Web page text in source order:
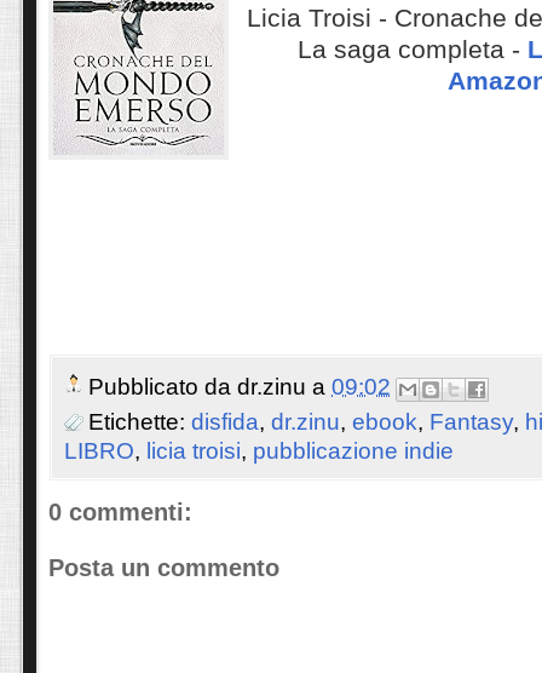
Licia Troisi - Cronache
La saga completa -
Pubblicato da dr.zinu a 09:02
Etichette: disfida, dr.zinu, ebook, Fantasy,
LIBRO, licia troisi, pubblicazione indie
0 commenti:
Posta un commento